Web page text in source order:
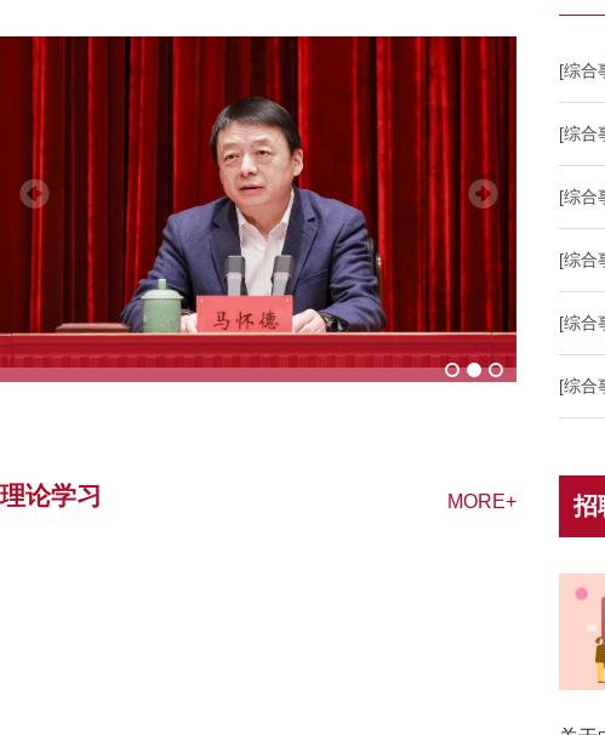
[综合
精”
[综合
工政
[综合
林尚
[综合
培训
[综合
度赋
[综合
MORE+
理论学习 招